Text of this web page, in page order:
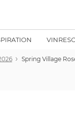
Spring Village